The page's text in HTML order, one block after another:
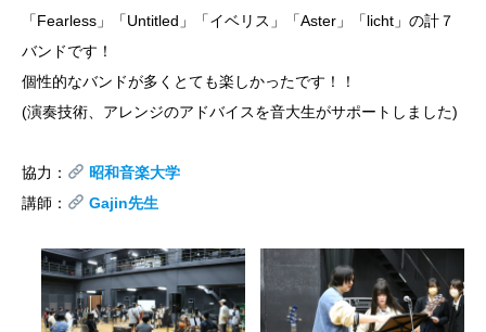
「Fearless」「Untitled」「イベリス」「Aster」「licht」の計７
バンドです！
個性的なバンドが多くとても楽しかったです！！
(演奏技術、アレンジのアドバイスを音大生がサポートしました)
協力：
昭和音楽大学
講師：
Gajin先生